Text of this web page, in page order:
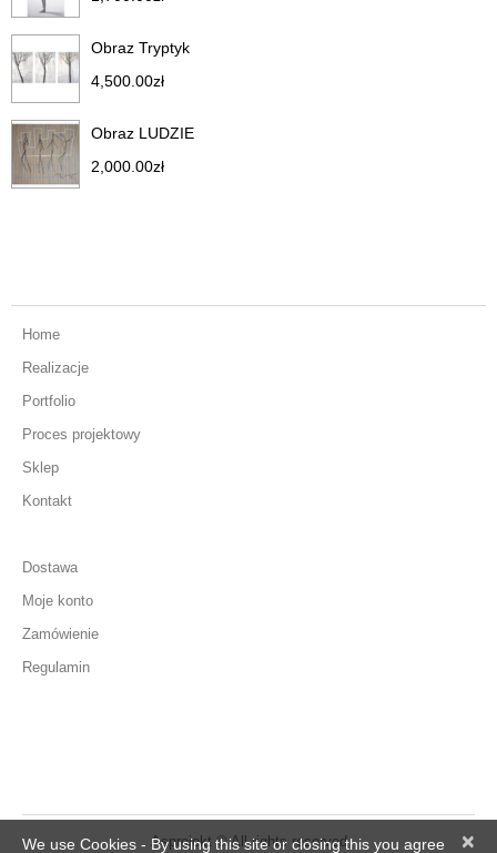
Obraz Tryptyk
4,500.00zł
Obraz LUDZIE
2,000.00zł
Home
Realizacje
Portfolio
Proces projektowy
Sklep
Kontakt
Dostawa
Moje konto
Zamówienie
Regulamin
Asprojekt © All rights reserved ×
We use Cookies - By using this site or closing this you agree